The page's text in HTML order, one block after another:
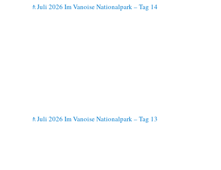
🚶Juli 2026 Im Vanoise Nationalpark – Tag 14
🚶Juli 2026 Im Vanoise Nationalpark – Tag 13